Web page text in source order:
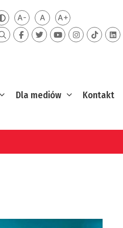
Zmień kontrast
A-Mniejsza czcionka
ADomyślna czcionka
A+Większa
Szukaj
Dla mediów Kontakt